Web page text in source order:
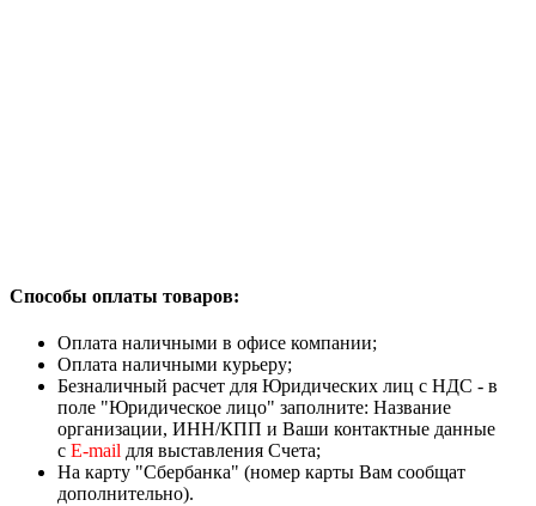
Способы оплаты товаров:
Оплата наличными в офисе компании;
Оплата наличными курьеру;
Безналичный расчет для Юридических лиц с НДС - в
поле "Юридическое лицо" заполните: Название
организации, ИНН/КПП и Ваши контактные данные
с Е-mail для выставления Счета;
На карту "Сбербанка" (номер карты Вам сообщат
дополнительно).